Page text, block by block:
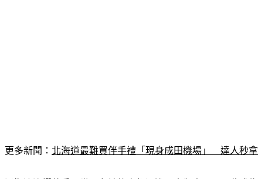
更多新聞： 北海道最難買伴手禮「現身成田機場」　達人秒